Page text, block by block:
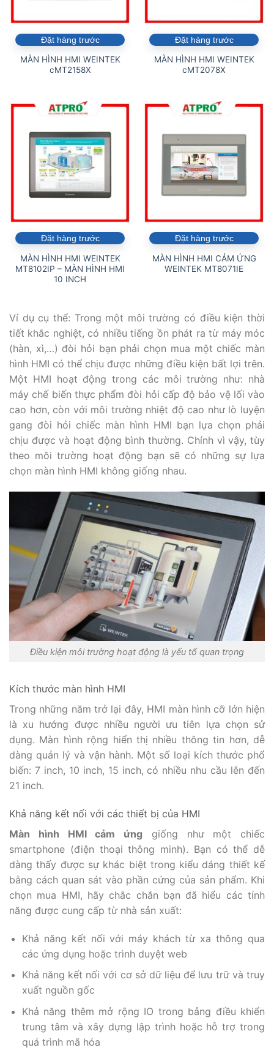
Đặt hàng trước
MÀN HÌNH HMI WEINTEK
cMT2158X
Đặt hàng trước
MÀN HÌNH HMI WEINTEK
cMT2078X
Đặt hàng trước
MÀN HÌNH HMI WEINTEK
MT8102IP – MÀN HÌNH HMI
10 INCH
Đặt hàng trước
MÀN HÌNH HMI CẢM ỨNG
WEINTEK MT8071IE
Ví dụ cụ thể: Trong một môi trường có điều kiện thời
tiết khắc nghiệt, có nhiều tiếng ồn phát ra từ máy móc
(hàn, xì,…) đòi hỏi bạn phải chọn mua một chiếc màn
hình HMI có thể chịu được những điều kiện bất lợi trên.
Một HMI hoạt động trong các môi trường như: nhà
máy chế biến thực phẩm đòi hỏi cấp độ bảo vệ lối vào
cao hơn, còn với môi trường nhiệt độ cao như lò luyện
gang đòi hỏi chiếc màn hình HMI bạn lựa chọn phải
chịu được và hoạt động bình thường. Chính vì vậy, tùy
theo môi trường hoạt động bạn sẽ có những sự lựa
chọn màn hình HMI không giống nhau.
Điều kiện môi trường hoạt động là yếu tố quan trọng
Kích thước màn hình HMI
Trong những năm trở lại đây, HMI màn hình cỡ lớn hiện
là xu hướng được nhiều người ưu tiên lựa chọn sử
dụng. Màn hình rộng hiển thị nhiều thông tin hơn, dễ
dàng quản lý và vận hành. Một số loại kích thước phổ
biến: 7 inch, 10 inch, 15 inch, có nhiều nhu cầu lên đến
21 inch.
Khả năng kết nối với các thiết bị của HMI
Màn hình HMI cảm ứng giống như một chiếc
smartphone (điện thoại thông minh). Bạn có thể dễ
dàng thấy được sự khác biệt trong kiểu dáng thiết kế
bằng cách quan sát vào phần cứng của sản phẩm. Khi
chọn mua HMI, hãy chắc chắn bạn đã hiểu các tính
năng được cung cấp từ nhà sản xuất:
Khả năng kết nối với máy khách từ xa thông qua
các ứng dụng hoặc trình duyệt web
Khả năng kết nối với cơ sở dữ liệu để lưu trữ và truy
xuất nguồn gốc
Khả năng thêm mở rộng IO trong bảng điều khiển
trung tâm và xây dựng lập trình hoặc hỗ trợ trong
quá trình mã hóa